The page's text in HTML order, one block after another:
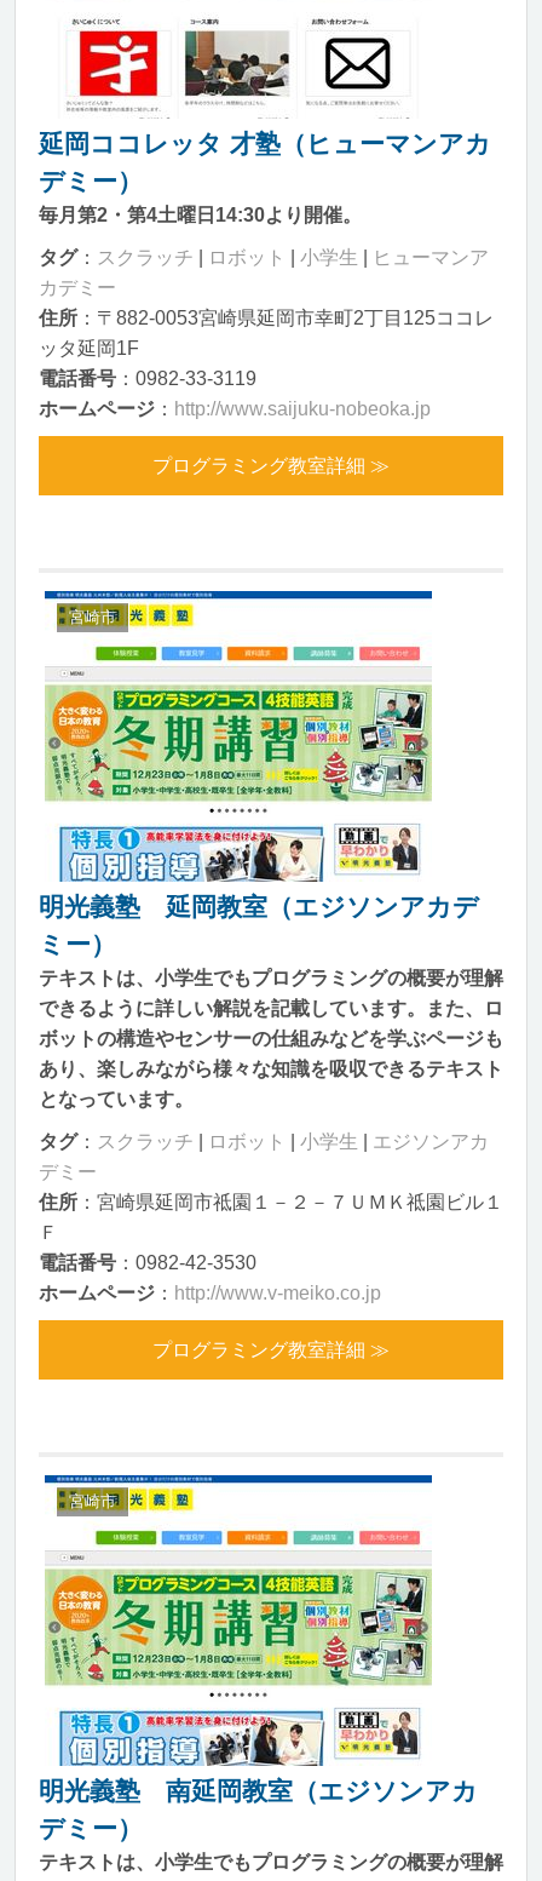
延岡ココレッタ 才塾（ヒューマンアカ
デミー）
毎月第2・第4土曜日14:30より開催。
タグ： スクラッチ ロボット 小学生
ヒューマンア
カデミー
住所 ：〒882-0053宮崎県延岡市幸町2丁目125ココレ
ッタ延岡1F
電話番号 ：0982-33-3119
ホームページ ： http://www.saijuku-nobeoka.jp
プログラミング教室詳細 ≫
宮崎市
明光義塾 延岡教室（エジソンアカデ
ミー）
テキストは、小学生でもプログラミングの概要が理解
できるように詳しい解説を記載しています。また、ロ
ボットの構造やセンサーの仕組みなどを学ぶページも
あり、楽しみながら様々な知識を吸収できるテキスト
となっています。
タグ： スクラッチ ロボット 小学生
エジソンアカ
デミー
住所 ：宮崎県延岡市祗園１－２－７ＵＭＫ祗園ビル１
Ｆ
電話番号 ：0982-42-3530
ホームページ ： http://www.v-meiko.co.jp
プログラミング教室詳細 ≫
宮崎市
明光義塾 南延岡教室（エジソンアカ
デミー）
テキストは、小学生でもプログラミングの概要が理解